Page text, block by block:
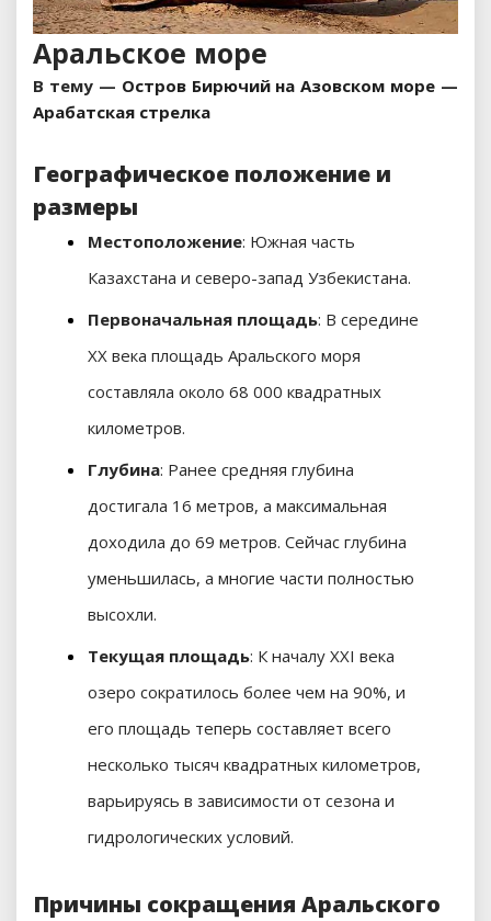
Аральское море
В тему — Остров Бирючий на Азовском море —
Арабатская стрелка
Географическое положение и
размеры
Местоположение: Южная часть
Казахстана и северо-запад Узбекистана.
Первоначальная площадь: В середине
XX века площадь Аральского моря
составляла около 68 000 квадратных
километров.
Глубина: Ранее средняя глубина
достигала 16 метров, а максимальная
доходила до 69 метров. Сейчас глубина
уменьшилась, а многие части полностью
высохли.
Текущая площадь: К началу XXI века
озеро сократилось более чем на 90%, и
его площадь теперь составляет всего
несколько тысяч квадратных километров,
варьируясь в зависимости от сезона и
гидрологических условий.
Причины сокращения Аральского